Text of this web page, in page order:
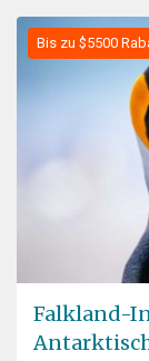
Bis zu $5500
Falkland-